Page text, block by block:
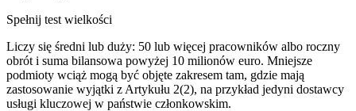
Spełnij test wielkości
Liczy się średni lub duży: 50 lub więcej pracowników albo roczny
obrót i suma bilansowa powyżej 10 milionów euro. Mniejsze
podmioty wciąż mogą być objęte zakresem tam, gdzie mają
zastosowanie wyjątki z Artykułu 2(2), na przykład jedyni dostawcy
usługi kluczowej w państwie członkowskim.